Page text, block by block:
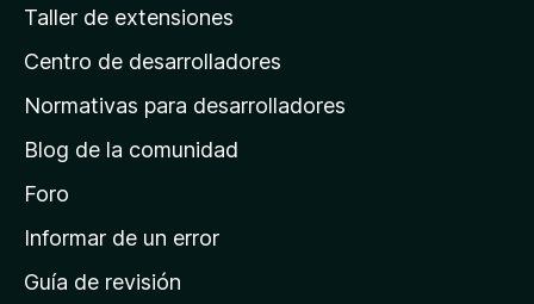
n
a
e
i
n
c
Taller de extensiones
Centro de desarrolladores
Normativas para desarrolladores
Blog de la comunidad
Foro
Informar de un error
Guía de revisión